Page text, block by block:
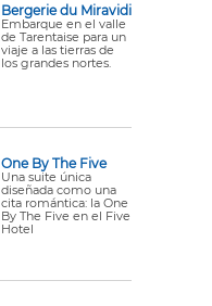
Bergerie du Miravidi
Embarque en el valle
de Tarentaise para un
viaje a las tierras de
los grandes nortes.
One By The Five
Una suite única
diseñada como una
cita romántica: la One
By The Five en el Five
Hotel